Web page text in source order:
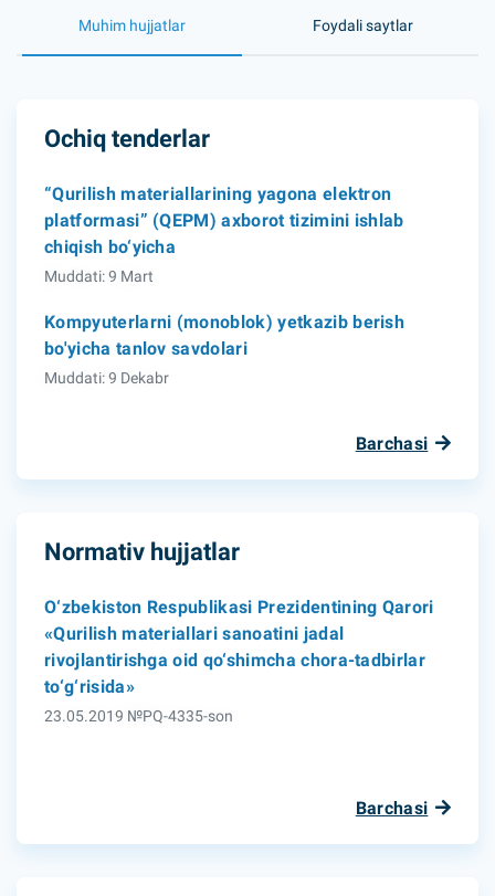
Muhim hujjatlar Foydali saytlar
Ochiq tenderlar
“Qurilish materiallarining yagona elektron
platformasi” (QEPM) axborot tizimini ishlab
chiqish bo‘yicha
Muddati: 9 Mart
Kompyuterlarni (monoblok) yetkazib berish
bo'yicha tanlov savdolari
Muddati: 9 Dekabr
Barchasi
Normativ hujjatlar
O‘zbekiston Respublikasi Prezidentining Qarori
«Qurilish materiallari sanoatini jadal
rivojlantirishga oid qo‘shimcha chora-tadbirlar
to‘g‘risida»
23.05.2019 №PQ-4335-son
Barchasi